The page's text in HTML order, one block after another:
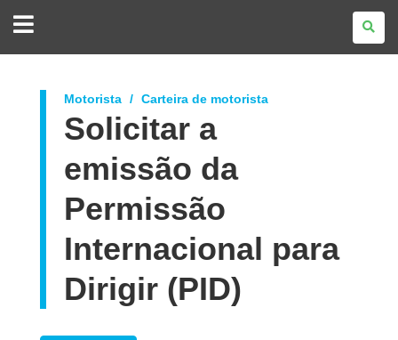
DO
Motorista Carteira de motorista
Solicitar a
emissão da
Permissão
Internacional para
Dirigir (PID)